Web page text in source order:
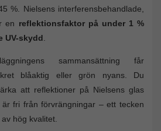
%. Nielsens interferensbehandlade,
en reflektionsfaktor på under 1 %
UV-skydd.
sammansättning får
blåaktig eller grön nyans. Du
att reflektioner på Nielsens glas
fri från förvrängningar – ett tecken
hög kvalitet.